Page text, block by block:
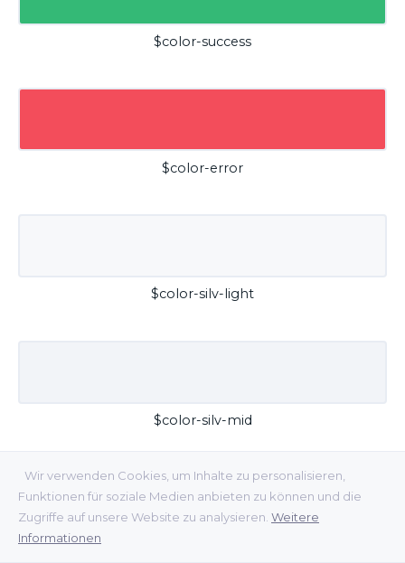
Wir verwenden Cookies, um Inhalte zu personalisieren,
Funktionen für soziale Medien anbieten zu können und die
Zugriffe auf unsere Website zu analysieren. Weitere
Informationen
$color-success
$color-error
$color-silv-light
$color-silv-mid